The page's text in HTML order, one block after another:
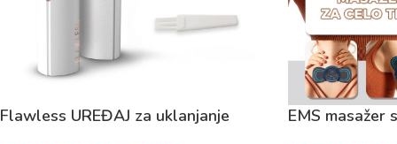
Flawless UREĐAJ za uklanjanje
EMS masažer